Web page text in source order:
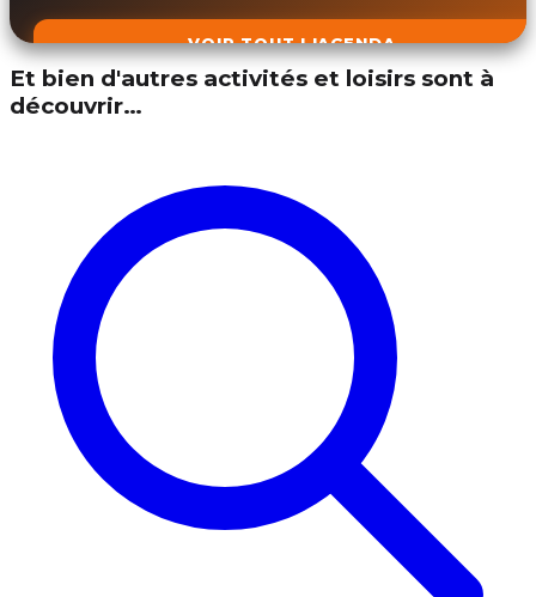
VOIR TOUT L'AGENDA
Et bien d'autres activités et loisirs sont à
découvrir…